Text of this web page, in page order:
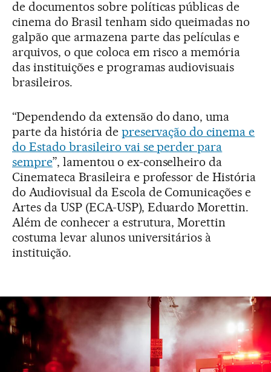
de documentos sobre políticas públicas de
cinema do Brasil tenham sido queimadas no
galpão que armazena parte das películas e
arquivos, o que coloca em risco a memória
das instituições e programas audiovisuais
brasileiros.
“Dependendo da extensão do dano, uma
parte da história de preservação do cinema e
do Estado brasileiro vai se perder para
sempre”, lamentou o ex-conselheiro da
Cinemateca Brasileira e professor de História
do Audiovisual da Escola de Comunicações e
Artes da USP (ECA-USP), Eduardo Morettin.
Além de conhecer a estrutura, Morettin
costuma levar alunos universitários à
instituição.